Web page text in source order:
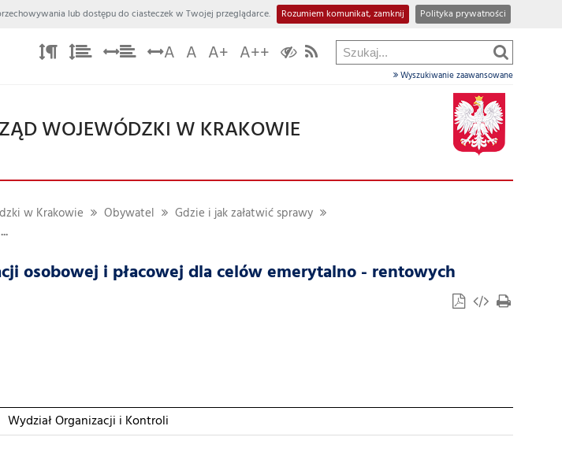
lub dostępu do ciasteczek w Twojej przeglądarce. Rozumiem komunikat, zamknij Polityka prywatności
A A A+ A++
Wyszukiwanie zaawansowane
WOJEWÓDZKI W KRAKOWIE
w Krakowie Obywatel
Gdzie i jak załatwić sprawy
osobowej i płacowej dla celów emerytalno - rentowych
Wydział Organizacji i Kontroli